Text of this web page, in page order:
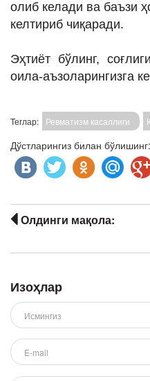
олиб келади ва баъзи
келтириб чиқаради.
Эҳтиёт бўлинг,
оила-аъзоларингизга
Теглар: Ревматизм касаллиги
Дўстларингиз билан бўлишинг:
Олдинги мақола:
Изоҳлар